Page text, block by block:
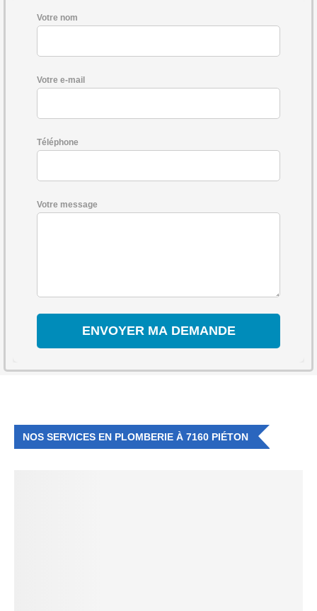
Votre nom
Votre e-mail
Téléphone
Votre message
NOS SERVICES EN PLOMBERIE À 7160 PIÉTON